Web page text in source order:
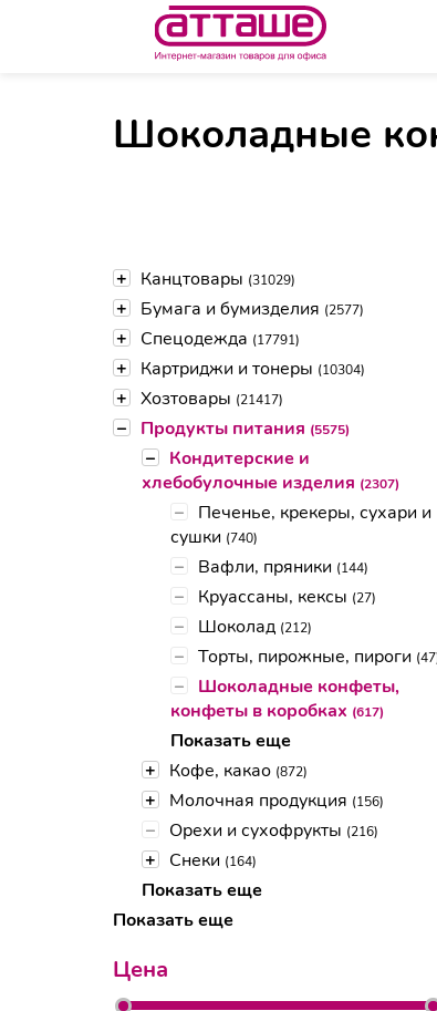
Главная Каталог товаров Продукты
Шоколадные
+ Канцтовары (31029)
+ Бумага и бумизделия (2577)
+ Спецодежда (17791)
+ Картриджи и тонеры (10304)
+ Хозтовары (21417)
– Продукты питания (5575)
–
Кондитерские и
хлебобулочные изделия (2307)
–
Печенье, крекеры, сухари и
сушки (740)
– Вафли, пряники (144)
– Круассаны, кексы (27)
– Шоколад (212)
– Торты, пирожные, пироги
–
Шоколадные конфеты,
конфеты в коробках (617)
Показать еще
+
Кофе, какао (872)
+ Молочная продукция (156)
– Орехи и сухофрукты (216)
+ Снеки (164)
Показать еще
Показать еще
Цена